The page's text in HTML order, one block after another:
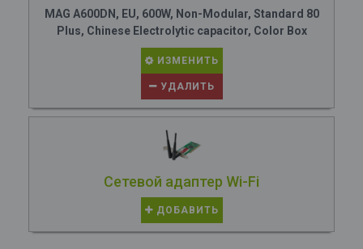
MAG A600DN, EU, 600W, Non-Modular, Standard 80
Plus, Chinese Electrolytic capacitor, Color Box
ИЗМЕНИТЬ
УДАЛИТЬ
Сетевой адаптер Wi-Fi
ДОБАВИТЬ